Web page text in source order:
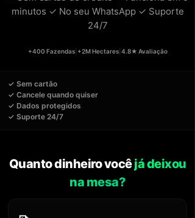
minutos ✓ No seu WhatsApp ✓ Suporte
24/7
+400 Fazendas| +2M Hectares| 4.8★ Avaliação
✓ Sem cartão
✓ Cancele quando quiser
✓ Dados protegidos
✓ Suporte 24/7
Quanto dinheiro vocêjá deixou
na mesa?